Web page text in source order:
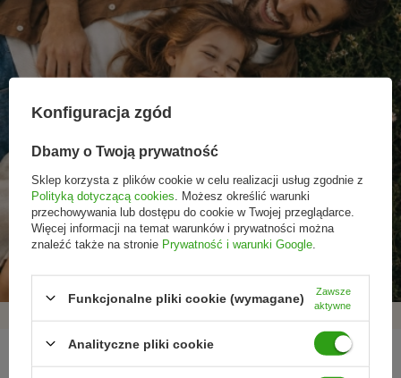
Promocje tylko dla
subskrybentów
Nowości przed
premierą
Rezygnacja w każdej
chwili
REGULAMINY
Konfiguracja zgód
Dbamy o Twoją prywatność
Sklep korzysta z plików cookie w celu realizacji usług zgodnie z
Polityką dotyczącą cookies . Możesz określić warunki
przechowywania lub dostępu do cookie w Twojej przeglądarce.
Więcej informacji na temat warunków i prywatności można
znaleźć także na stronie Prywatność i warunki Google
Funkcjonalne pliki cookie (wymagane)
Zawsze
aktywne
Analityczne pliki cookie